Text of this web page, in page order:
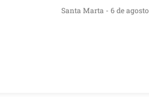
Santa Marta - 6 de